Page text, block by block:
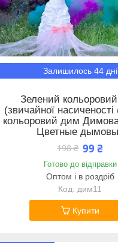
Залишилось 44 дні
Зелений
(звичайної
кольоровий дим
Цветные
198 ₴ 99 ₴
Готово до відправки
Оптом і в роздріб
дим11
Купити